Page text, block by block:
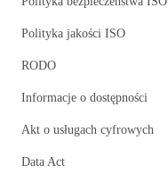
Polityka jakości ISO
RODO
Informacje o dostępności
Akt o usługach cyfrowych
Data Act